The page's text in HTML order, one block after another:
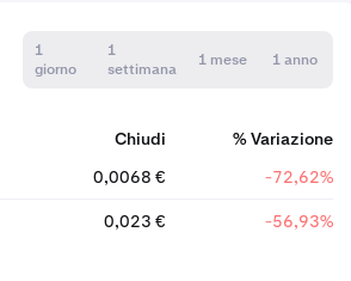
1
giorno
1
settimana
1 mese 1 anno
Chiudi
% Variazione
0,0068 € -72,62%
0,023 € -56,93%